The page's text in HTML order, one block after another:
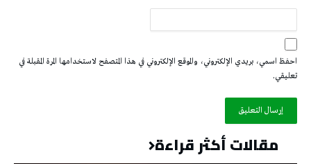
احفظ اسمي، بريدي الإلكتروني، والموقع الإلكتروني في هذا المتصفح لاستخدامها المرة المقبلة في
تعليقي.
مقالات أكثر قراءة